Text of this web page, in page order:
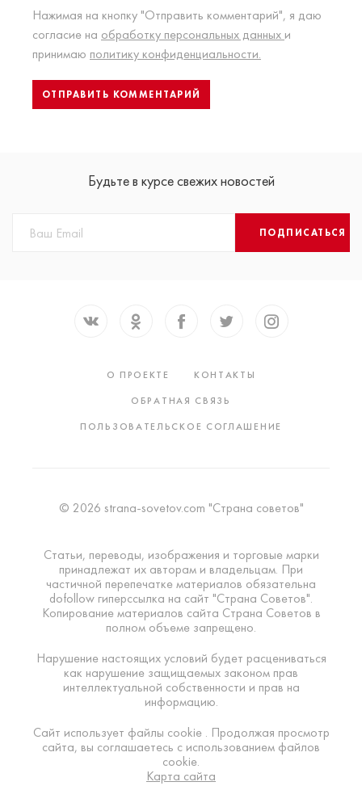
Нажимая на кнопку "Отправить комментарий", я даю
согласие на обработку персональных данных и
принимаю политику конфиденциальности.
Будьте в курсе свежих новостей
ПОДПИСАТЬСЯ
О ПРОЕКТЕ
КОНТАКТЫ
ОБРАТНАЯ СВЯЗЬ
ПОЛЬЗОВАТЕЛЬСКОЕ СОГЛАШЕНИЕ
© 2026 strana-sovetov.com "Страна советов"
Статьи, переводы, изображения и торговые марки
принадлежат их авторам и владельцам. При
частичной перепечатке материалов обязательна
dofollow гиперссылка на сайт "Страна Советов".
Копирование материалов сайта Страна Советов в
полном объеме запрещено.
Нарушение настоящих условий будет расцениваться
как нарушение защищаемых законом прав
интеллектуальной собственности и прав на
информацию.
Сайт использует файлы cookie . Продолжая просмотр
сайта, вы соглашаетесь с использованием файлов
cookie.
Карта сайта